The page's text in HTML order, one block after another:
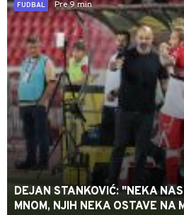
FUDBAL
Pre 9 min
DEJAN STANKOVIĆ: "NEKA
MNOM, NJIH NEKA OSTAVE NA